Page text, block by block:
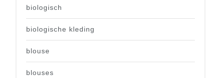
biologisch
biologische kleding
blouse
blouses